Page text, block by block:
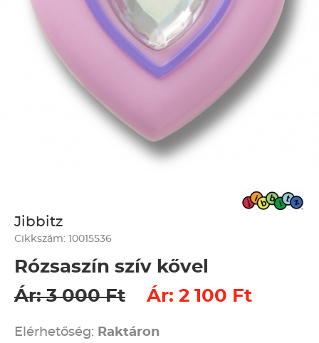
Jibbitz
Cikkszám: 10015536
Rózsaszín szív kővel
Ár: 3 000 Ft
Ár: 2 100 Ft
Elérhetőség: Raktáron